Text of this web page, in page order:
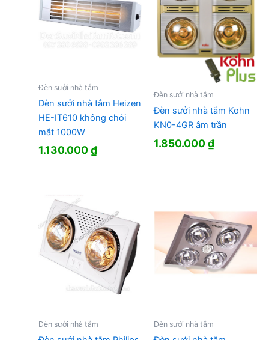
Đèn sưởi nhà tắm
Đèn sưởi nhà tắm Heizen
HE-IT610 không chói
mắt 1000W
1.130.000₫
Đèn sưởi nhà tắm
Đèn sưởi nhà tắm Kohn
KN0-4GR âm trần
1.850.000₫
Đèn sưởi nhà tắm Đèn sưởi nhà tắm